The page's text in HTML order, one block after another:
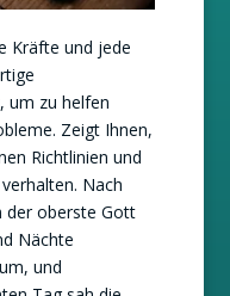
Kräfte und jede
um zu helfen
Zeigt Ihnen,
Richtlinien und
Nach
der oberste Gott
Nächte
und